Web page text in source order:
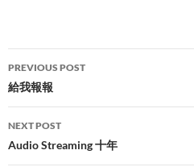
Post
navigation
PREVIOUS POST
給我報報
NEXT POST
Audio Streaming 十年